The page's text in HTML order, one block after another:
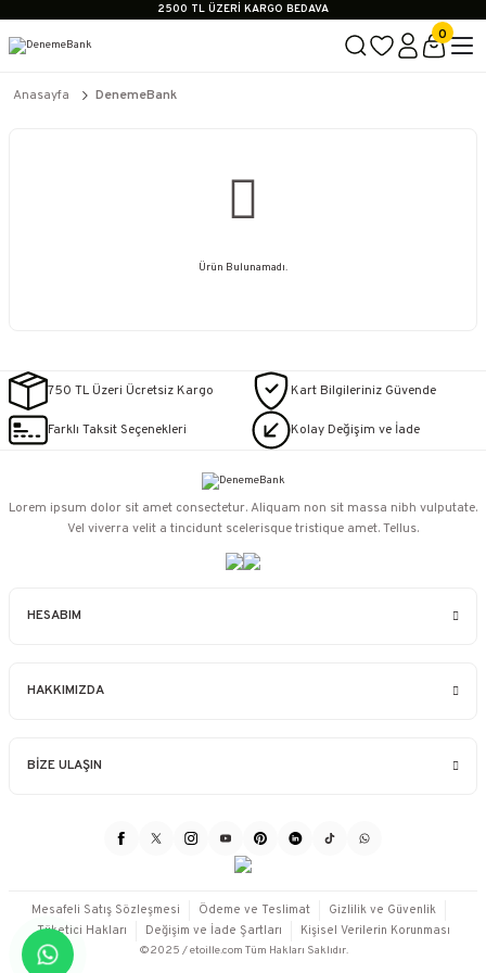
2500 TL ÜZERİ KARGO BEDAVA
2500 TL ÜZERİ KARGO BEDAVA
0
Anasayfa DenemeBank
Ürün Bulunamadı.
750 TL Üzeri Ücretsiz Kargo Kart Bilgileriniz Güvende
Farklı Taksit Seçenekleri Kolay Değişim ve İade
HESABIM
HAKKIMIZDA
BİZE ULAŞIN
Lorem ipsum dolor sit amet consectetur. Aliquam non sit massa nibh vulputate.
Vel viverra velit a tincidunt scelerisque tristique amet. Tellus.
©2025 / etoille.com Tüm Hakları Saklıdır.
Mesafeli Satış Sözleşmesi Ödeme ve Teslimat
Gizlilik ve Güvenlik
Tüketici Hakları
Değişim ve İade Şartları Kişisel Verilerin Korunması